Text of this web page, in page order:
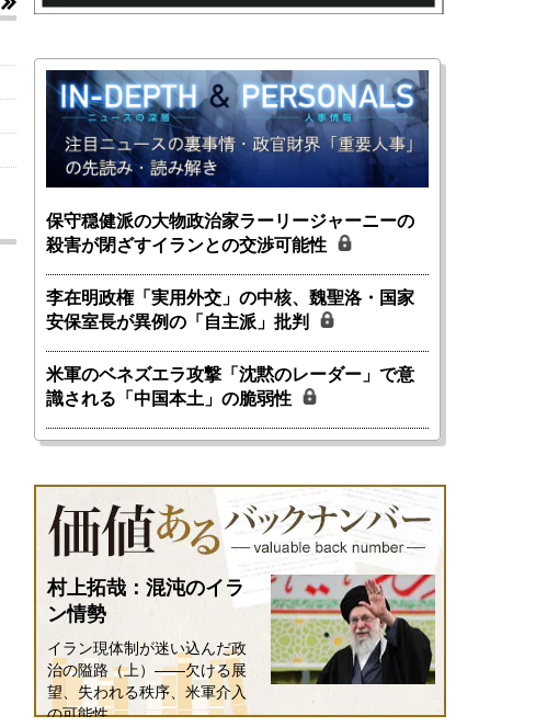
保守穏健派の大物政治家ラーリージャーニーの
殺害が閉ざすイランとの交渉可能性
李在明政権「実用外交」の中核、魏聖洛・国家
安保室長が異例の「自主派」批判
米軍のベネズエラ攻撃「沈黙のレーダー」で意
識される「中国本土」の脆弱性
村上拓哉：混沌のイラ
ン情勢
イラン現体制が迷い込んだ政
治の隘路（上）――欠ける展
望、失われる秩序、米軍介入
の可能性